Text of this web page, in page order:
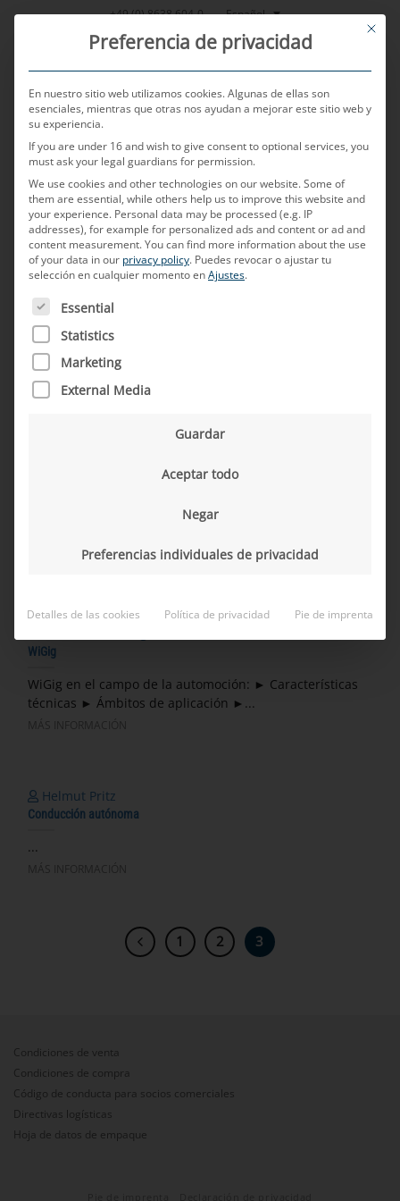
Saltar
+49 (0) 8638 604-0 Español
Christian Neulinger
APIX
...
MÁS INFORMACIÓN
Christian Neulinger
FPD-Link
...
MÁS INFORMACIÓN
WiGig
WiGig en el campo de la automoción: ► Características
técnicas ► Ámbitos de aplicación ►...
Helmut Pritz
Conducción autónoma
...
1 2 3
Condiciones de venta
Condiciones de compra
Código de conducta para socios comerciales
Directivas logísticas
Hoja de datos de empaque
This
Preferencia de privacidad
En nuestro sitio web utilizamos cookies. Algunas de ellas son
esenciales, mientras que otras nos ayudan a mejorar este sitio web y
su experiencia.
If you are under 16 and wish to give consent to optional services, you
must ask your legal guardians for permission.
We use cookies and other technologies on our website. Some of
them are essential, while others help us to improve this website and
your experience. Personal data may be processed (e.g. IP
addresses), for example for personalized ads and content or ad and
content measurement.You can find more information about the use
of your data in our privacy policy. Puedes revocar o ajustar tu
selección en cualquier momento enAjustes.
A CONTINUACIÓN FIGURA UNA LISTA DE LOS GRUPOS
Essential
Statistics
Marketing
External Media
Guardar
Aceptar todo
Negar
Preferencias individuales de privacidad
Detalles de las cookies Política de privacidad Pie de imprenta